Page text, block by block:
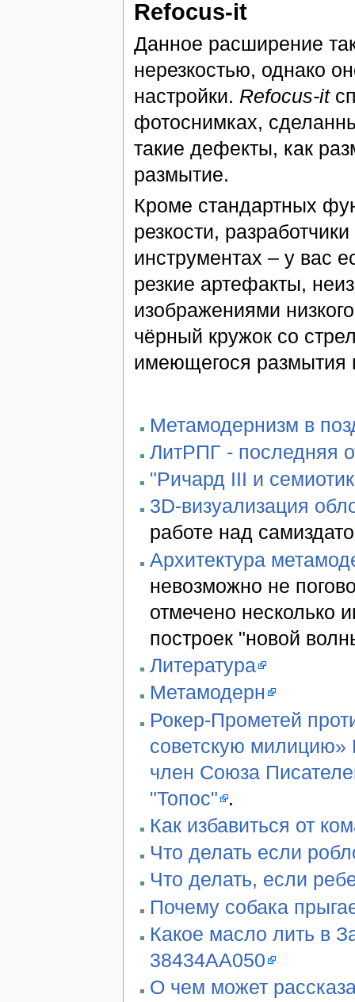
Refocus-it
Данное расширение
нерезкостью, однако
настройки. Refocus-it
фотоснимках,
такие дефекты, как
размытие.
Кроме стандартных
резкости, разработчики
инструментах – у вас
резкие артефакты,
изображениями
чёрный кружок со
имеющегося размытия
Метамодернизм в
ЛитРПГ - последняя
"Ричард III и
3D-визуализация
работе над
Архитектура
невозможно не
отмечено несколько
построек "новой
Литература
Метамодерн
Рокер-Прометей
советскую
член Союза
"Топос" .
Как избавиться от
Что делать если
Что делать, если
Почему собака
Какое масло лить в
38434AA050
О чем может